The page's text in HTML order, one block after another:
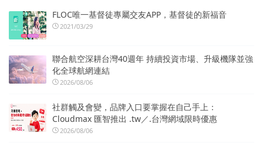
FLOC唯一基督徒專屬交友APP，基督徒的新福音
2021/03/29
聯合航空深耕台灣40週年 持續投資市場、升級機隊並強
化全球航網連結
2026/08/06
社群觸及會變，品牌入口要掌握在自己手上：
Cloudmax 匯智推出 .tw／.台灣網域限時優惠
2026/08/06